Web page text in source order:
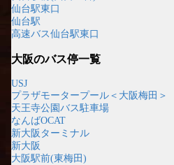
仙台駅東口
仙台駅
高速バス仙台駅東口
大阪のバス停一覧
USJ
プラザモータープール＜大阪梅田＞
天王寺公園バス駐車場
なんばOCAT
新大阪ターミナル
新大阪
大阪駅前(東梅田)